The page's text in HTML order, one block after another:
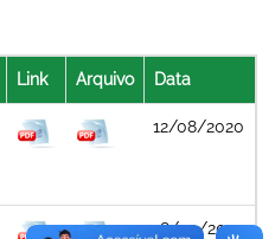
Link Arquivo Data
12/08/2020
18/09/2020